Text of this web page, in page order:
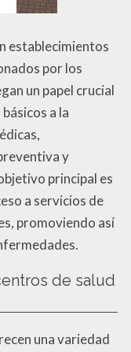
establecimientos
por los
un papel crucial
a la
y
principal es
a servicios de
promoviendo así
de salud
una variedad